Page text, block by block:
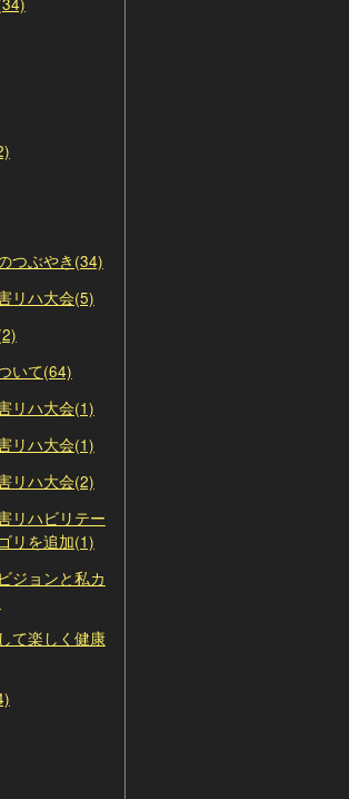
つぶやき(34)
リハ大会(5)
いて(64)
リハ大会(1)
リハ大会(1)
リハ大会(2)
リハビリテー
リを追加(1)
ジョンと私カ
て楽しく健康